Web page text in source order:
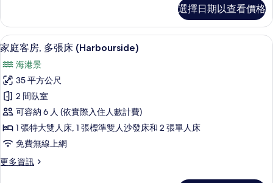
床
和
1
張
沙
發
床
的
所
有
1
張
特
大
雙
人
床
和
張
沙
發
的
選擇日期以查看價格
顯
示
家
庭
客
房,
多
張
床
家庭客房, 多張床 (Harbourside) | 高
5
家庭客房, 多張床 (Harbourside)
海港景
35 平方公尺
2 間臥室
可容納 6 人 (依實際入住人數計費)
1 張特大雙人床, 1 張標準雙人沙發床和 2 張單人床
免費無線上網
更多資訊
更